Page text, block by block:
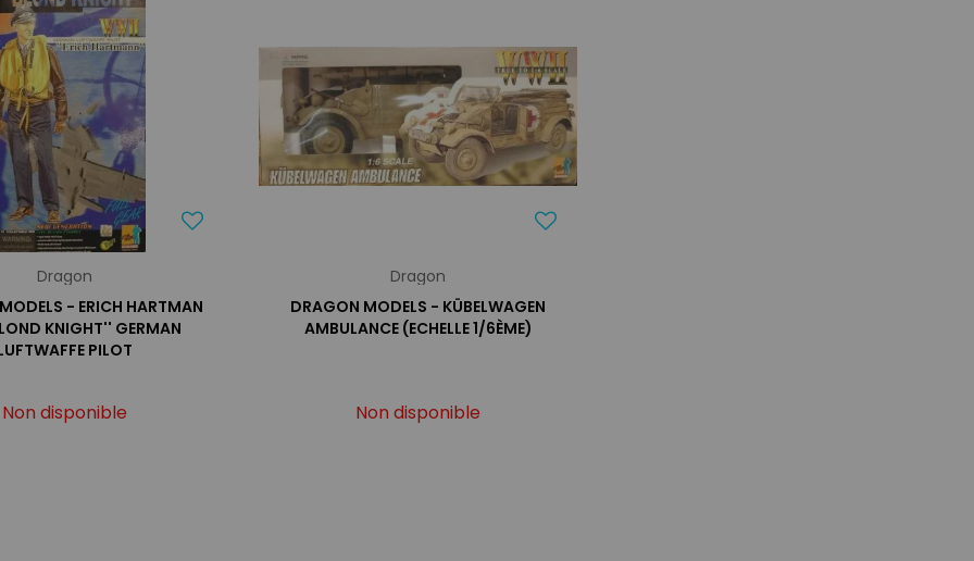
Dragon
- ERICH HARTMAN
KNIGHT'' GERMAN
PILOT
Non disponible
Dragon
DRAGON MODELS - KÜBELWAGEN
AMBULANCE (ECHELLE 1/6ÈME)
Non disponible